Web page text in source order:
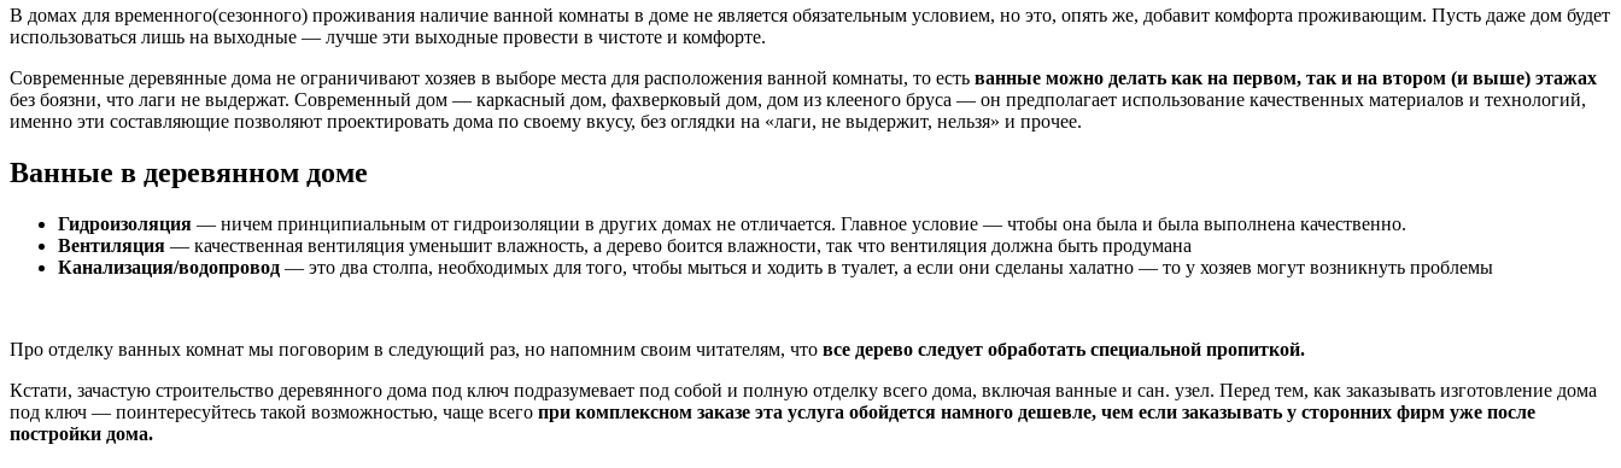
В домах для временного(сезонного) проживания наличие ванной комнаты в доме не является обязательным условием, но это, опять же, добавит комфорта проживающим. Пусть даже дом будет
использоваться лишь на выходные — лучше эти выходные провести в чистоте и комфорте.
Современные деревянные дома не ограничивают хозяев в выборе места для расположения ванной комнаты, то есть ванные можно делать как на первом, так и на втором (и выше) этажах
без боязни, что лаги не выдержат. Современный дом — каркасный дом, фахверковый дом, дом из клееного бруса — он предполагает использование качественных материалов и технологий,
именно эти составляющие позволяют проектировать дома по своему вкусу, без оглядки на «лаги, не выдержит, нельзя» и прочее.
Ванные в деревянном доме
Гидроизоляция — ничем принципиальным от гидроизоляции в других домах не отличается. Главное условие — чтобы она была и была выполнена качественно.
Вентиляция — качественная вентиляция уменьшит влажность, а дерево боится влажности, так что вентиляция должна быть продумана
Канализация/водопровод — это два столпа, необходимых для того, чтобы мыться и ходить в туалет, а если они сделаны халатно — то у хозяев могут возникнуть проблемы
Про отделку ванных комнат мы поговорим в следующий раз, но напомним своим читателям, что все дерево следует обработать специальной пропиткой.
Кстати, зачастую строительство деревянного дома под ключ подразумевает под собой и полную отделку всего дома, включая ванные и сан. узел. Перед тем, как заказывать изготовление дома
под ключ — поинтересуйтесь такой возможностью, чаще всего при комплексном заказе эта услуга обойдется намного дешевле, чем если заказывать у сторонних фирм уже после
постройки дома.